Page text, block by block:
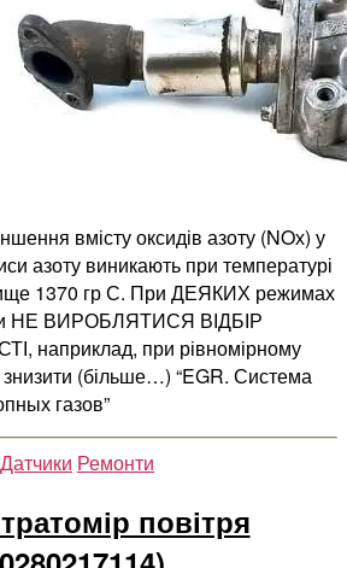
вмісту оксидів азоту (NOх) у
азоту виникають при температурі
1370 гр С. При ДЕЯКИХ режимах
НЕ ВИРОБЛЯТИСЯ ВІДБІР
наприклад, при рівномірному
(більше…) “EGR. Система
газов”
Категорії
Датчики Ремонти
повітря